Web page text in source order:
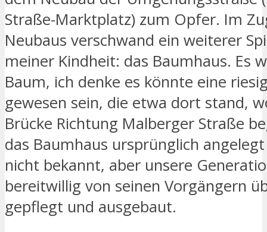
Straße-Marktplatz) zum Opfer. Im
Neubaus verschwand ein weiterer
meiner Kindheit: das Baumhaus. Es
Baum, ich denke es könnte eine
gewesen sein, die etwa dort stand,
Brücke Richtung Malberger Straße
das Baumhaus ursprünglich
nicht bekannt, aber unsere
bereitwillig von seinen Vorgängern
gepflegt und ausgebaut.